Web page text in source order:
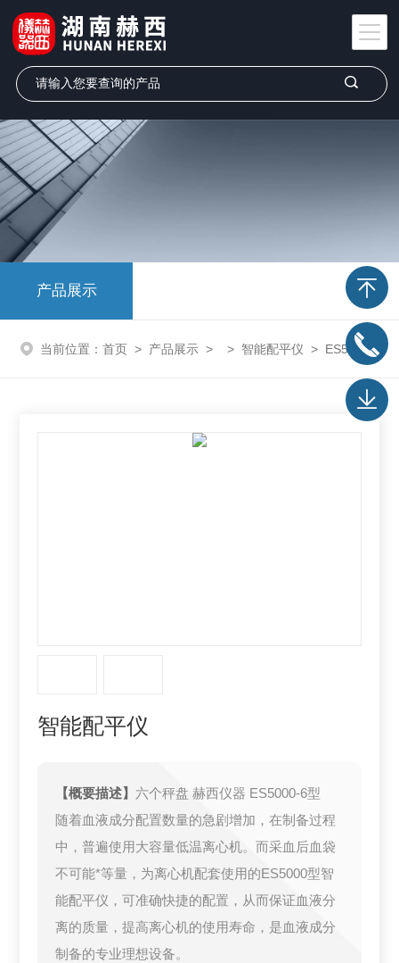
产品展示
当前位置： 首页 > 产品展示 > > 智能配平仪 > ES5000-6型智能配平仪
智能配平仪
【概要描述】
六个秤盘 赫西仪器 ES5000-6型
随着血液成分配置数量的急剧增加，在制备过程
中，普遍使用大容量低温离心机。而采血后血袋
不可能*等量，为离心机配套使用的ES5000型智
能配平仪，可准确快捷的配置，从而保证血液分
离的质量，提高离心机的使用寿命，是血液成分
制备的专业理想设备。